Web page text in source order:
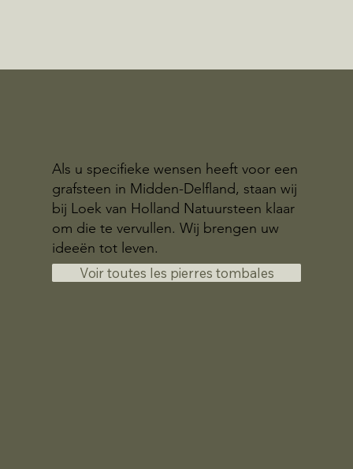
Als u specifieke wensen heeft voor een
grafsteen in Midden-Delfland, staan wij
bij Loek van Holland Natuursteen klaar
om die te vervullen. Wij brengen uw
ideeën tot leven.
Voir toutes les pierres tombales